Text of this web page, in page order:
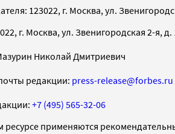
123022, г. Москва, ул.
г. Москва, ул. Звенигородская 2-я, д.
Николай Дмитриевич
редакции: press-release@forbes.ru
+7 (495) 565-32-06
применяются